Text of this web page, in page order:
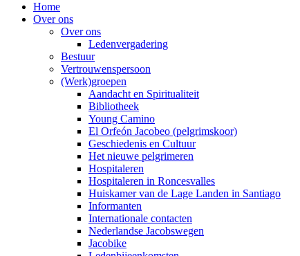
Home
Over ons
Over ons
Ledenvergadering
Bestuur
Vertrouwenspersoon
(Werk)groepen
Aandacht en Spiritualiteit
Bibliotheek
Young Camino
El Orfeón Jacobeo (pelgrimskoor)
Geschiedenis en Cultuur
Het nieuwe pelgrimeren
Hospitaleren
Hospitaleren in Roncesvalles
Huiskamer van de Lage Landen in Santiago
Informanten
Internationale contacten
Nederlandse Jacobswegen
Jacobike